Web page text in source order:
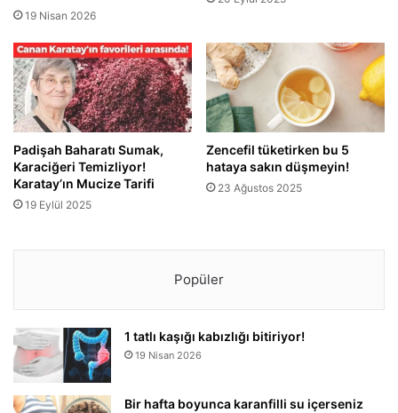
19 Nisan 2026
Padişah Baharatı Sumak,
Karaciğeri Temizliyor!
Karatay’ın Mucize Tarifi
19 Eylül 2025
Zencefil tüketirken bu 5
hataya sakın düşmeyin!
23 Ağustos 2025
Popüler
1 tatlı kaşığı kabızlığı bitiriyor!
19 Nisan 2026
Bir hafta boyunca karanfilli su içerseniz